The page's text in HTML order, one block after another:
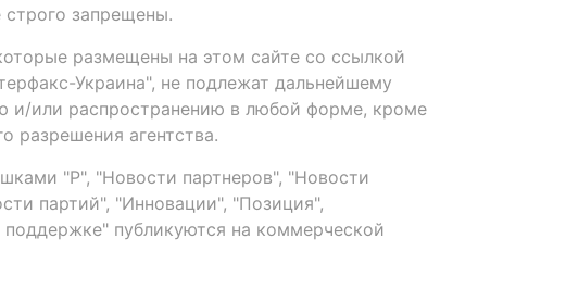
запрещены.
размещены на этом сайте со ссылкой
Украина", не подлежат дальнейшему
и/или распространению в любой форме, кроме
разрешения агентства.
"Р", "Новости партнеров", "Новости
партий", "Инновации", "Позиция",
публикуются на коммерческой